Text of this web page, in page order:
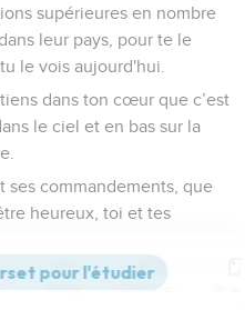
supérieures en nombre
leur pays, pour te le
le vois aujourd'hui.
dans ton cœur que c’est
le ciel et en bas sur la
ses commandements, que
heureux, toi et tes
sur le territoire que
perpétuelle. »
Strong